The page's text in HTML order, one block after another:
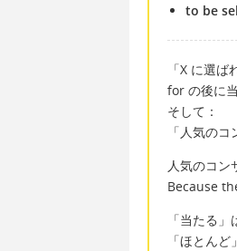
to be
「X に選
for の後に
そして：
「人気の
人気のコン
Because
「当たる
「ほとん